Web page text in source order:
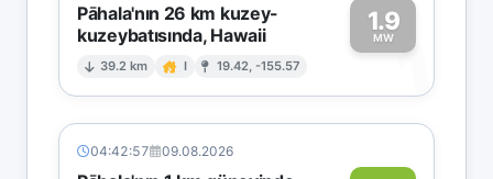
Pāhala'nın 26 km kuzey-
kuzeybatısında, Hawaii
39.2 km I 19.42, -155.57
1.9
MW1
04:42:57 09.08.2026